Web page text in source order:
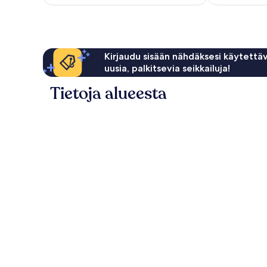
Kirjaudu sisään nähdäksesi
uusia, palkitsevia seikkailuja!
Tietoja alueesta